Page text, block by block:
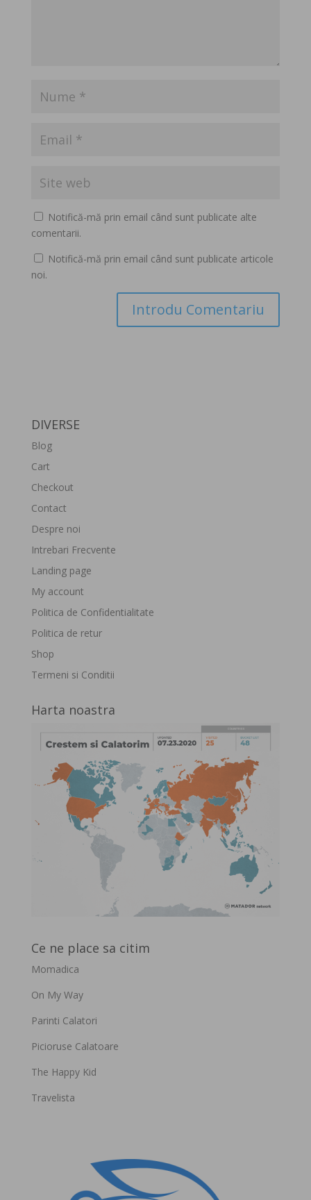
Notifică-mă prin email când sunt publicate alte
comentarii.
Notifică-mă prin email când sunt publicate articole
noi.
DIVERSE
Blog
Cart
Checkout
Contact
Despre noi
Intrebari Frecvente
Landing page
My account
Politica de Confidentialitate
Politica de retur
Shop
Termeni si Conditii
Harta noastra
Ce ne place sa citim
Momadica
On My Way
Parinti Calatori
Picioruse Calatoare
The Happy Kid
Travelista